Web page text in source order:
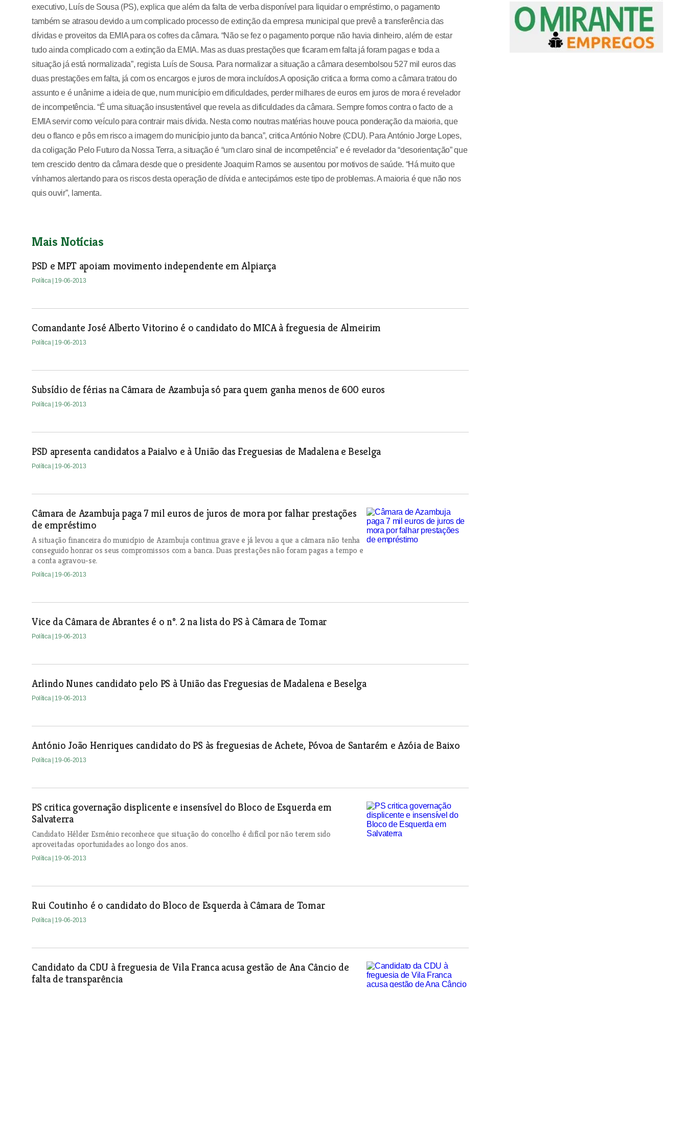
executivo, Luís de Sousa (PS), explica que além da falta de verba disponível para liquidar o empréstimo, o pagamento
também se atrasou devido a um complicado processo de extinção da empresa municipal que prevê a transferência das
dívidas e proveitos da EMIA para os cofres da câmara. “Não se fez o pagamento porque não havia dinheiro, além de estar
tudo ainda complicado com a extinção da EMIA. Mas as duas prestações que ficaram em falta já foram pagas e toda a
situação já está normalizada”, regista Luís de Sousa. Para normalizar a situação a câmara desembolsou 527 mil euros das
duas prestações em falta, já com os encargos e juros de mora incluídos.A oposição critica a forma como a câmara tratou do
assunto e é unânime a ideia de que, num município em dificuldades, perder milhares de euros em juros de mora é revelador
de incompetência. “É uma situação insustentável que revela as dificuldades da câmara. Sempre fomos contra o facto de a
EMIA servir como veículo para contrair mais dívida. Nesta como noutras matérias houve pouca ponderação da maioria, que
deu o flanco e pôs em risco a imagem do município junto da banca”, critica António Nobre (CDU). Para António Jorge Lopes,
da coligação Pelo Futuro da Nossa Terra, a situação é “um claro sinal de incompetência” e é revelador da “desorientação” que
tem crescido dentro da câmara desde que o presidente Joaquim Ramos se ausentou por motivos de saúde. “Há muito que
vínhamos alertando para os riscos desta operação de dívida e antecipámos este tipo de problemas. A maioria é que não nos
quis ouvir”, lamenta.
Mais Notícias
PSD e MPT apoiam movimento independente em Alpiarça
Política | 19-06-2013
Comandante José Alberto Vitorino é o candidato do MICA à freguesia de Almeirim
Política | 19-06-2013
Subsídio de férias na Câmara de Azambuja só para quem ganha menos de 600 euros
Política | 19-06-2013
PSD apresenta candidatos a Paialvo e à União das Freguesias de Madalena e Beselga
Política | 19-06-2013
Câmara de Azambuja paga 7 mil euros de juros de mora por falhar prestações
de empréstimo
A situação financeira do município de Azambuja continua grave e já levou a que a câmara não tenha
conseguido honrar os seus compromissos com a banca. Duas prestações não foram pagas a tempo e
a conta agravou-se.
Política | 19-06-2013
Vice da Câmara de Abrantes é o nº. 2 na lista do PS à Câmara de Tomar
Política | 19-06-2013
Arlindo Nunes candidato pelo PS à União das Freguesias de Madalena e Beselga
Política | 19-06-2013
António João Henriques candidato do PS às freguesias de Achete, Póvoa de Santarém e Azóia de Baixo
Política | 19-06-2013
PS critica governação displicente e insensível do Bloco de Esquerda em
Salvaterra
Candidato Hélder Esménio reconhece que situação do concelho é difícil por não terem sido
aproveitadas oportunidades ao longo dos anos.
Política | 19-06-2013
Rui Coutinho é o candidato do Bloco de Esquerda à Câmara de Tomar
Política | 19-06-2013
Candidato da CDU à freguesia de Vila Franca acusa gestão de Ana Câncio de
falta de transparência